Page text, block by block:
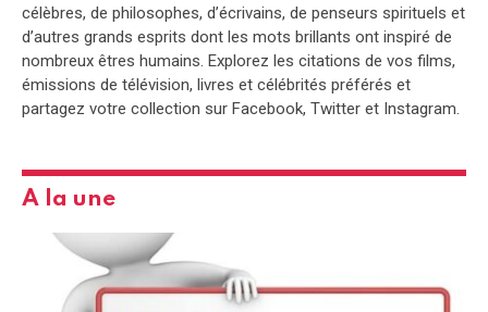
célèbres, de philosophes, d’écrivains, de penseurs spirituels et
d’autres grands esprits dont les mots brillants ont inspiré de
nombreux êtres humains. Explorez les citations de vos films,
émissions de télévision, livres et célébrités préférés et
partagez votre collection sur Facebook, Twitter et Instagram.
A la une